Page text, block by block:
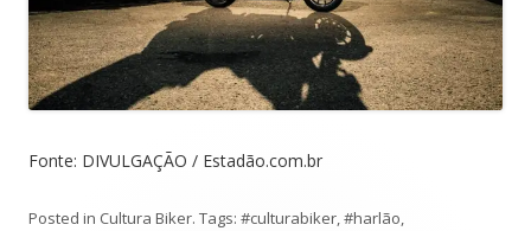
Fonte: DIVULGAÇÃO / Estadão.com.br
Posted in Cultura Biker. Tags: #culturabiker,#harlão,